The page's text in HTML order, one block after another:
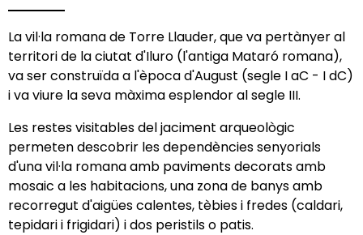
La vil·la romana de Torre Llauder, que va pertànyer al
territori de la ciutat d'Iluro (l'antiga Mataró romana),
va ser construïda a l'època d'August (segle I aC - I dC)
i va viure la seva màxima esplendor al segle III.
Les restes visitables del jaciment arqueològic
permeten descobrir les dependències senyorials
d'una vil·la romana amb paviments decorats amb
mosaic a les habitacions, una zona de banys amb
recorregut d'aigües calentes, tèbies i fredes (caldari,
tepidari i frigidari) i dos peristils o patis.